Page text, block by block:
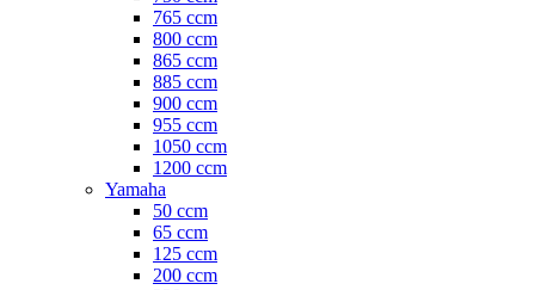
765 ccm
800 ccm
865 ccm
885 ccm
900 ccm
955 ccm
1050 ccm
1200 ccm
Yamaha
50 ccm
65 ccm
125 ccm
200 ccm